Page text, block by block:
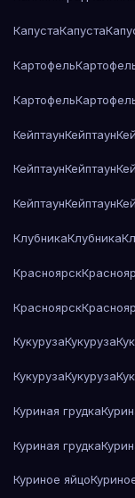
КапустаКапуста
Картофель
Картофель
КейптаунКейптаун
КейптаунКейптаун
КейптаунКейптаун
КлубникаКлубника
Красноярск
Красноярск
КукурузаКукуруза
КукурузаКукуруза
Куриная грудка
Куриная грудка
Куриное яйцо